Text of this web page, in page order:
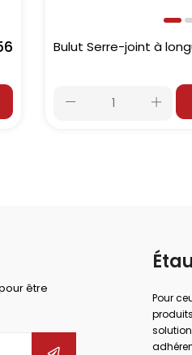
Bulut Serre-joint à
être
Pour